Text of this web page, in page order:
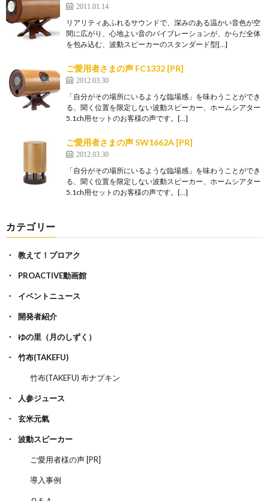
2011.01.14
リアリティあふれるサウンドで、深みのある温かい音色が空
間に広がり、心地よい音のバイブレーションが、からだ全体
を包み込む、波動スピーカーのスタンダード型[…]
ご愛用者さまの声 FC1332 [PR]
2012.03.30
「自分がその場所にいるような臨場感」を味わうことができ
る、聞く位置を限定しない波動スピーカー、ホームシアター
5.1ch用セットのお客様の声です。[…]
ご愛用者さまの声 SW1662A [PR]
2012.03.30
「自分がその場所にいるような臨場感」を味わうことができ
る、聞く位置を限定しない波動スピーカー、ホームシアター
5.1ch用セットのお客様の声です。[…]
カテゴリー
教えて！プロアク
PROACTIVE動画館
イベントニュース
開発者紹介
ゆの里（月のしずく）
竹布(TAKEFU)
竹布(TAKEFU) 布ナプキン
人参ジュース
玄米元氣
波動スピーカー
ご愛用者様の声 [PR]
導入事例